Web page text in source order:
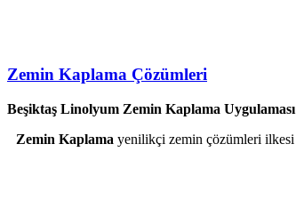
Zemin Kaplama Çözümleri
Beşiktaş Linolyum Zemin Kaplama Uygulaması
Zemin Kaplama yenilikçi zemin çözümleri